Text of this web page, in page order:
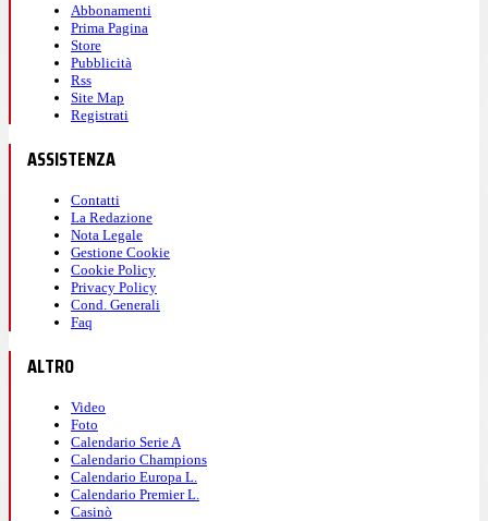
Abbonamenti
Prima Pagina
Store
Pubblicità
Rss
Site Map
Registrati
ASSISTENZA
Contatti
La Redazione
Nota Legale
Gestione Cookie
Cookie Policy
Privacy Policy
Cond. Generali
Faq
ALTRO
Video
Foto
Calendario Serie A
Calendario Champions
Calendario Europa L.
Calendario Premier L.
Casinò